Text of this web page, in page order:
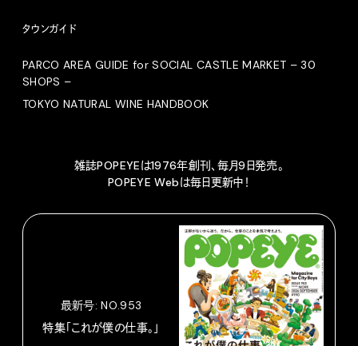
タウンガイド
PARCO AREA GUIDE for SOCIAL CASTLE MARKET – 30
SHOPS –
TOKYO NATURAL WINE HANDBOOK
雑誌POPEYEは1976年創刊、毎月9日発売。
POPEYE Webは毎日更新中！
最新号: NO.953
特集「これが僕の仕事。」